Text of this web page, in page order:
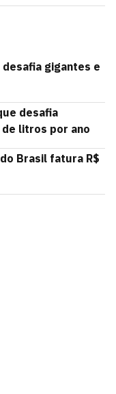
gigantes e
desafia
litros por ano
Brasil fatura R$